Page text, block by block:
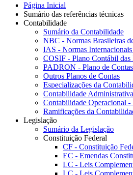
Página Inicial
Sumário das referências técnicas
Contabilidade
Sumário da Contabilidade
NBC - Normas Brasileiras
IAS - Normas
COSIF - Plano Contábil das
PADRON - Plano de
Outros Planos de Contas
Especializações da
Contabilidade
Contabilidade Operacional -
Ramificações da
Legislação
Sumário da Legislação
Constituição Federal
CF - Constituição
EC - Emendas
LC - Leis
LC - Leis